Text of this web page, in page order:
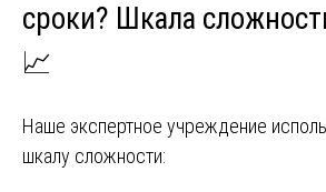
сроки? Шкала
📈
Наше экспертное учреждение
шкалу сложности: